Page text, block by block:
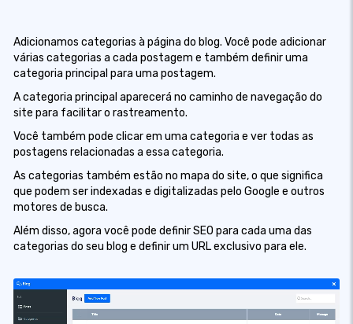
Adicionamos categorias à página do blog. Você pode adicionar
várias categorias a cada postagem e também definir uma
categoria principal para uma postagem.
A categoria principal aparecerá no caminho de navegação do
site para facilitar o rastreamento.
Você também pode clicar em uma categoria e ver todas as
postagens relacionadas a essa categoria.
As categorias também estão no mapa do site, o que significa
que podem ser indexadas e digitalizadas pelo Google e outros
motores de busca.
Além disso, agora você pode definir SEO para cada uma das
categorias do seu blog e definir um URL exclusivo para ele.